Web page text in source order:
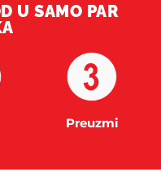
U SAMO PAR
Preuzmi